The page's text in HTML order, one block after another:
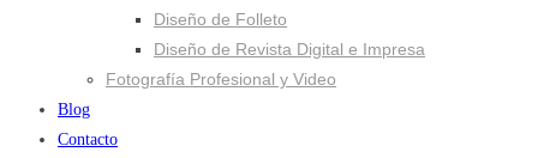
Diseño de Folleto
Diseño de Revista Digital e Impresa
Fotografía Profesional y Video
Blog
Contacto